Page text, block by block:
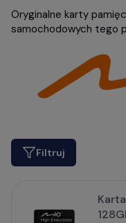
Oryginalne karty
samochodowych tego
Filtruj